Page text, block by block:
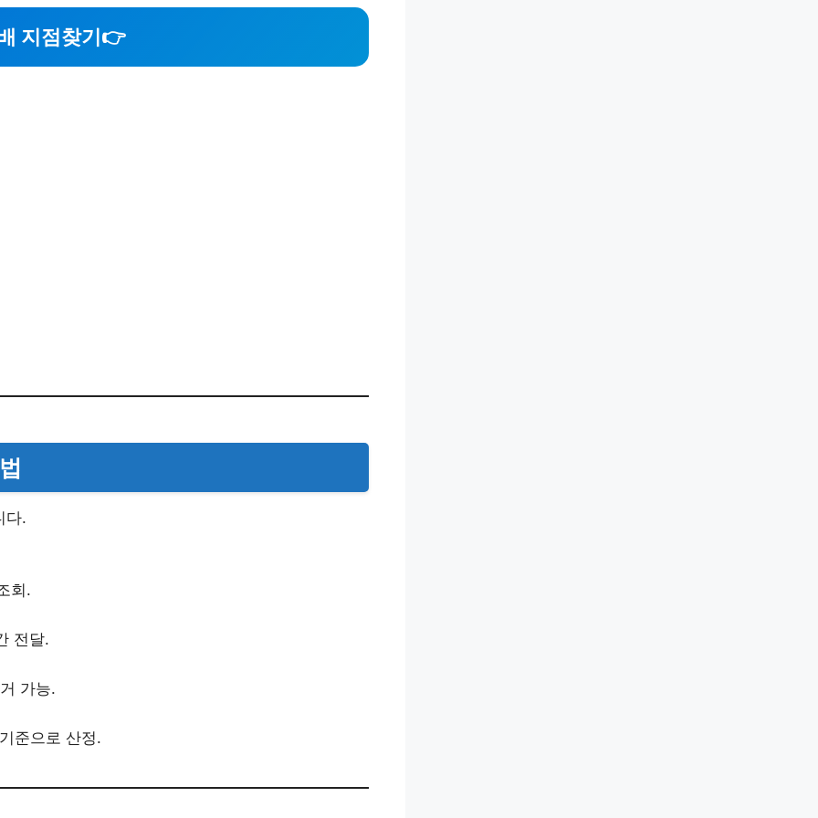
지점찾기👉
다.
회.
전달.
가능.
준으로 산정.